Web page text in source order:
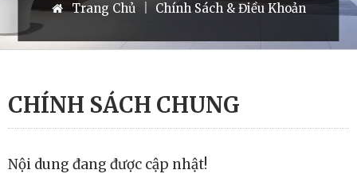
Trang Chủ Chính Sách & Điều Khoản
CHÍNH SÁCH CHUNG
Nội dung đang được cập nhật!